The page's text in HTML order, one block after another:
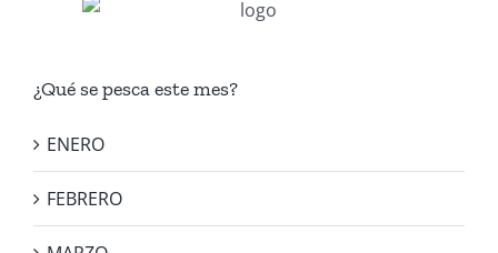
¿Qué se pesca este mes?
ENERO
FEBRERO